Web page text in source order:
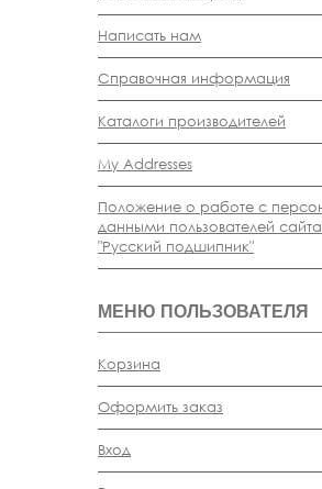
Написать нам
Справочная информация
Каталоги производителей
My Addresses
Положение о работе с
данными пользователей
"Русский подшипник"
МЕНЮ ПОЛЬЗОВАТЕЛЯ
Корзина
Оформить заказ
Вход